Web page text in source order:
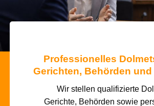
Professionelles
Gerichten, Behörden und
Wir stellen qualifizierte
Gerichte, Behörden sowie